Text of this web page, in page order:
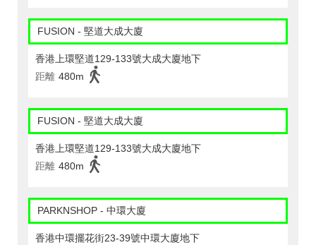
FUSION - 堅道大成大廈
香港上環堅道129-133號大成大廈地下
距離 480m
FUSION - 堅道大成大廈
香港上環堅道129-133號大成大廈地下
距離 480m
PARKNSHOP - 中環大廈
香港中環擺花街23-39號中環大廈地下